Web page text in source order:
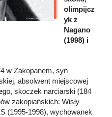
olimpijcz
yk z
Nagano
(1998) i
w Zakopanem, syn
absolwent miejscowej
skoczek narciarski (184
zakopiańskich: Wisły
(1995-1998), wychowanek